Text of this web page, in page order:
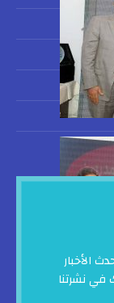
الأخبار
في نشرتنا